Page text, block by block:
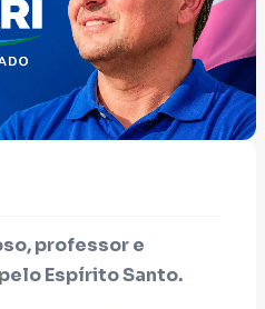
professor e
Espírito Santo.